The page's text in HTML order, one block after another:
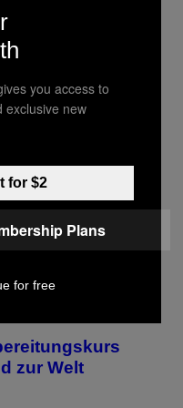
zur Welt
zur Welt
you access to
exclusive new
for $2
Plans
for free